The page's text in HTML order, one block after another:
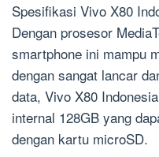
Spesifikasi Vivo X80
Dengan prosesor
smartphone ini mampu
dengan sangat lancar
data, Vivo X80
internal 128GB yang
dengan kartu microSD.